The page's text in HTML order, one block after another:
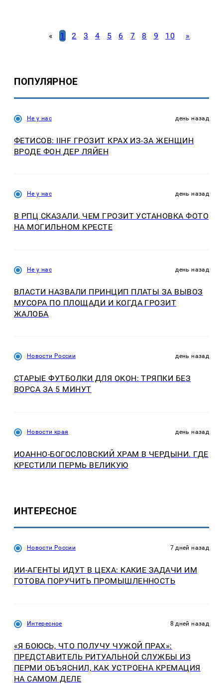
« 1 2 3 4 5 6 7 8 9 10 »
ПОПУЛЯРНОЕ
Не у нас день назад
ФЕТИСОВ: IIHF ГРОЗИТ КРАХ ИЗ-ЗА ЖЕНЩИН
ВРОДЕ ФОН ДЕР ЛЯЙЕН
Не у нас день назад
В РПЦ СКАЗАЛИ, ЧЕМ ГРОЗИТ УСТАНОВКА ФОТО
НА МОГИЛЬНОМ КРЕСТЕ
Не у нас день назад
ВЛАСТИ НАЗВАЛИ ПРИНЦИП ПЛАТЫ ЗА ВЫВОЗ
МУСОРА ПО ПЛОЩАДИ И КОГДА ГРОЗИТ
ЖАЛОБА
Новости России день назад
СТАРЫЕ ФУТБОЛКИ ДЛЯ ОКОН: ТРЯПКИ БЕЗ
ВОРСА ЗА 5 МИНУТ
Новости края день назад
ИОАННО-БОГОСЛОВСКИЙ ХРАМ В ЧЕРДЫНИ. ГДЕ
КРЕСТИЛИ ПЕРМЬ ВЕЛИКУЮ
ИНТЕРЕСНОЕ
Новости России 7 дней назад
ИИ-АГЕНТЫ ИДУТ В ЦЕХА: КАКИЕ ЗАДАЧИ ИМ
ГОТОВА ПОРУЧИТЬ ПРОМЫШЛЕННОСТЬ
Интересное 8 дней назад
«Я БОЮСЬ, ЧТО ПОЛУЧУ ЧУЖОЙ ПРАХ»:
ПРЕДСТАВИТЕЛЬ РИТУАЛЬНОЙ СЛУЖБЫ ИЗ
ПЕРМИ ОБЪЯСНИЛ, КАК УСТРОЕНА КРЕМАЦИЯ
НА САМОМ ДЕЛЕ